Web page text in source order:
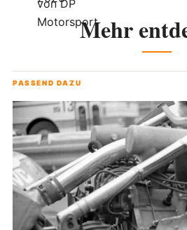
Mehr
PASSEND DAZU